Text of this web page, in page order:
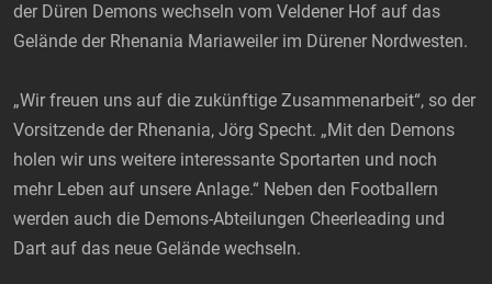
der Düren Demons wechseln vom Veldener Hof auf das
Gelände der Rhenania Mariaweiler im Dürener Nordwesten.
„Wir freuen uns auf die zukünftige Zusammenarbeit“, so der
Vorsitzende der Rhenania, Jörg Specht. „Mit den Demons
holen wir uns weitere interessante Sportarten und noch
mehr Leben auf unsere Anlage.“ Neben den Footballern
werden auch die Demons-Abteilungen Cheerleading und
Dart auf das neue Gelände wechseln.